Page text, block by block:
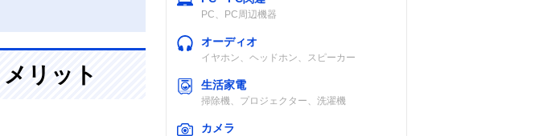
リット
PC、PC周辺機器
オーディオ
イヤホン、ヘッドホン、スピーカー
生活家電
掃除機、プロジェクター、洗濯機
カメラ